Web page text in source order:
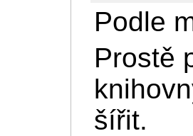
Podle
Prostě
šířit.